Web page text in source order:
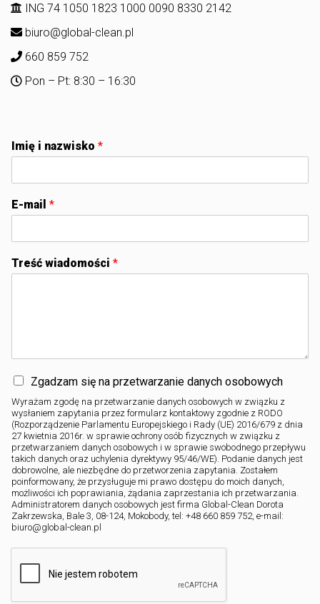
ING 74 1050 1823 1000 0090 8330 2142
biuro@global-clean.pl
660 859 752
Pon – Pt: 8:30 – 16:30
Imię i nazwisko *
E-mail *
Treść wiadomości *
Zgadzam się na przetwarzanie danych osobowych
Wyrażam zgodę na przetwarzanie danych osobowych w związku z
wysłaniem zapytania przez formularz kontaktowy zgodnie z RODO
(Rozporządzenie Parlamentu Europejskiego i Rady (UE) 2016/679 z dnia
27 kwietnia 2016r. w sprawie ochrony osób fizycznych w związku z
przetwarzaniem danych osobowych i w sprawie swobodnego przepływu
takich danych oraz uchylenia dyrektywy 95/46/WE). Podanie danych jest
dobrowolne, ale niezbędne do przetworzenia zapytania. Zostałem
poinformowany, że przysługuje mi prawo dostępu do moich danych,
możliwości ich poprawiania, żądania zaprzestania ich przetwarzania.
Administratorem danych osobowych jest firma Global-Clean Dorota
Zakrzewska, Bale 3, 08-124, Mokobody, tel: +48 660 859 752, e-mail:
biuro@global-clean.pl